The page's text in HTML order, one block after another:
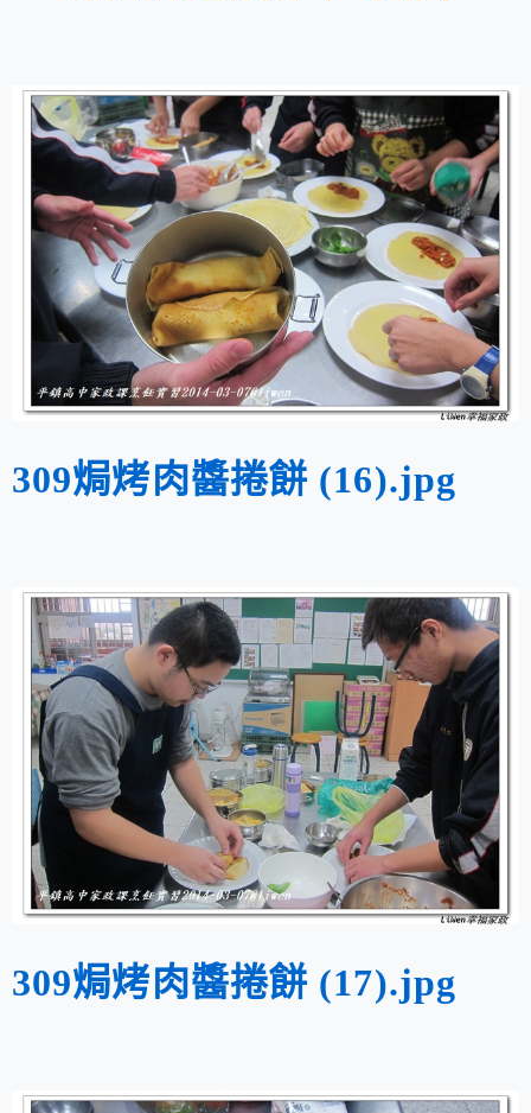
309焗烤肉醬捲餅 (16).jpg
309焗烤肉醬捲餅 (17).jpg